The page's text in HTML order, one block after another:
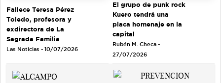
Fallece Teresa Pérez
Toledo, profesora y
exdirectora de La
Sagrada Familia
Las Noticias - 10/07/2026
El grupo de punk rock
Kuero tendrá una
placa homenaje en la
capital
Rubén M. Checa -
27/07/2026